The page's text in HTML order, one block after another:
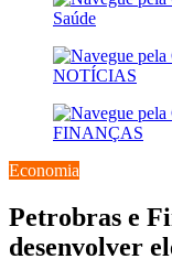
Saúde
NOTÍCIAS
FINANÇAS
Economia
Petrobras e
desenvolver